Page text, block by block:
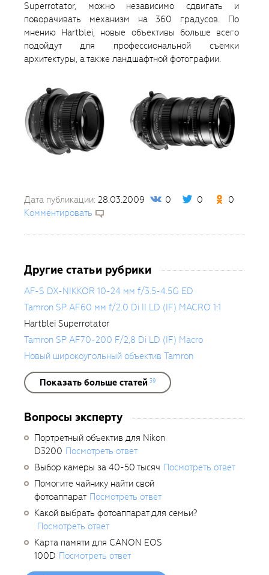
Superrotator, можно независимо сдвигать и
поворачивать механизм на 360 градусов. По
мнению Hartblei, новые объективы больше всего
подойдут для профессиональной съемки
архитектуры, а также ландшафтной фотографии.
Дата публикации: 28.03.2009 0 0
0
Комментировать
Другие статьи рубрики
AF-S DX-NIKKOR 10-24 мм f/3.5-4.5G ED
Tamron SP AF60 мм f/2.0 Di II LD (IF) MACRO 1:1
Hartblei Superrotator
Tamron SP AF70-200 F/2,8 Di LD (IF) Macro
Новый широкоугольный объектив Tamron
Показать больше статей 39
Вопросы эксперту
Портретный объектив для Nikon
D3200 Посмотреть ответ
Выбор камеры за 40-50 тысяч Посмотреть ответ
Помогите чайнику найти свой
фотоаппарат Посмотреть ответ
Какой выбрать фотоаппарат для семьи?
Посмотреть ответ
Карта памяти для CANON EOS
100D Посмотреть ответ